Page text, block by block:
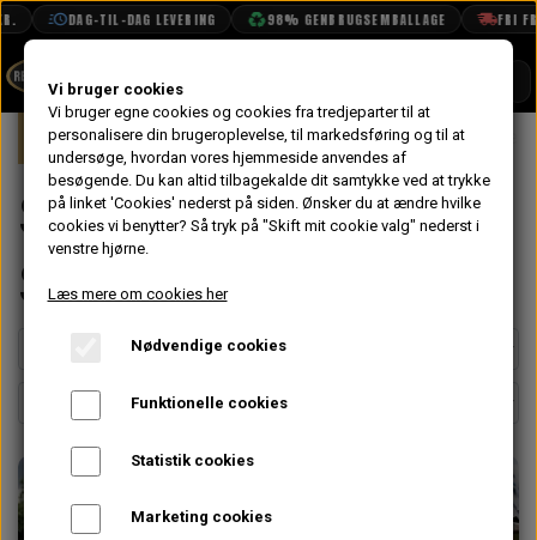
DAG-TIL-DAG LEVERING 98% GENBRUGSEMBALLAGE FRI
BOOK TID
PROJEKTER
TEKNISK DATA
VANDPOLERING
Forside Mini Styling Spoilere & Skørtesæt
Spoilere &
Skørtesæt
Vi bruger cookies
Vi bruger egne cookies og cookies fra tredjeparter til at
personalisere din brugeroplevelse, til markedsføring og til at
undersøge, hvordan vores hjemmeside anvendes af
besøgende. Du kan altid tilbagekalde dit samtykke ved at trykke
på linket 'Cookies' nederst på siden. Ønsker du at ændre hvilke
cookies vi benytter? Så tryk på "Skift mit cookie valg" nederst i
venstre hjørne.
Læs mere om cookies her
Nødvendige cookies
Funktionelle cookies
Statistik cookies
Marketing cookies